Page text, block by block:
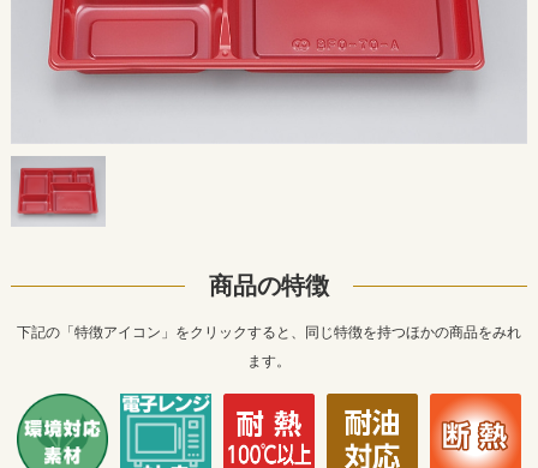
商品の特徴
下記の「特徴アイコン」をクリックすると、同じ特徴を持つほかの商品をみれ
ます。